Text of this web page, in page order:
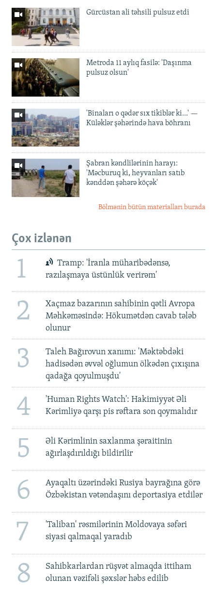
Gürcüstan ali təhsili pulsuz etdi
Metroda 11 aylıq fasilə: 'Daşınma
pulsuz olsun'
'Binaları o qədər sıx tikiblər ki...' —
Küləklər şəhərində hava böhranı
Şabran kəndlilərinin harayı:
'Məcburuq ki, heyvanları satıb
kənddən şəhərə köçək'
Bölmənin bütün materialları burada
Çox izlənən
1
Tramp: 'İranla müharibədənsə,
razılaşmaya üstünlük verirəm'
2
Xaçmaz bazarının sahibinin qətli Avropa
Məhkəməsində: Hökumətdən cavab tələb
olunur
3
Taleh Bağırovun xanımı: 'Məktəbdəki
hadisədən əvvəl oğlumun ölkədən çıxışına
qadağa qoyulmuşdu'
4
'Human Rights Watch': Hakimiyyət Əli
Kərimliyə qarşı pis rəftara son qoymalıdır
5
Əli Kərimlinin saxlanma şəraitinin
ağırlaşdırıldığı bildirilir
6
Ayaqaltı üzərindəki Rusiya bayrağına görə
Özbəkistan vətəndaşını deportasiya etdilər
7
'Taliban' rəsmilərinin Moldovaya səfəri
siyasi qalmaqal yaradıb
8
Sahibkarlardan rüşvət almaqda ittiham
olunan vəzifəli şəxslər həbs edilib